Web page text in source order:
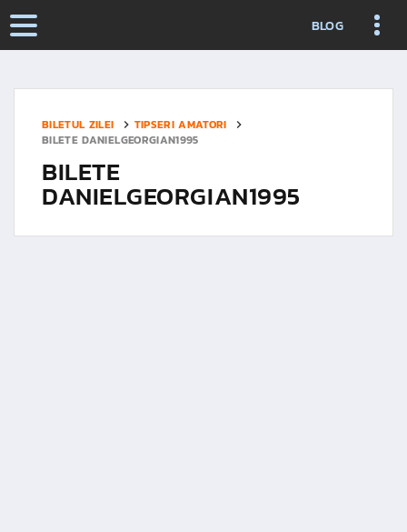
BLOG
BILETUL ZILEI
TIPSERI AMATORI
BILETE DANIELGEORGIAN1995
BILETE
DANIELGEORGIAN1995